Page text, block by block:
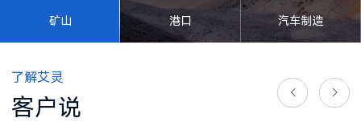
矿山 港口 汽车制造
了解艾灵
客户说